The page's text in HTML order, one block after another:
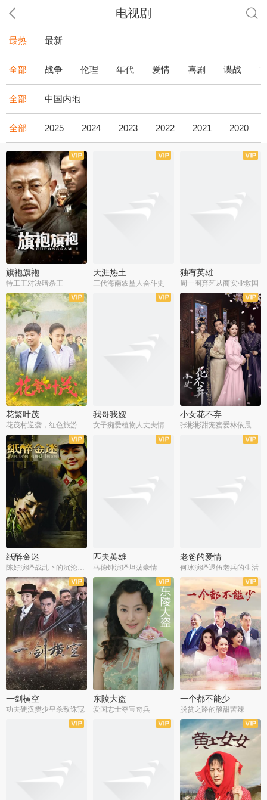
电视剧
最热 最新
全部 战争 伦理 年代 爱情 喜剧 谍战
全部 中国内地
全部 2025 2024 2023 2022 2021 2020
全43集
旗袍旗袍
特工王对决暗杀王
天涯热土
三代海南农垦人奋斗史
独有英雄
周一围弃艺从商实业救国
全34集
花繁叶茂
花茂村逆袭，红色旅游出圈
我哥我嫂
女子痴爱植物人丈夫情定一生
全51集
小女花不弃
张彬彬甜宠蜜爱林依晨
全42集
纸醉金迷 匹夫英雄
马德钟演绎坦荡豪情
老爸的爱情
何冰演绎退伍老兵的生活
全40集
一剑横空
功夫硬汉樊少皇杀敌诛寇
全33集
东陵大盗
爱国志士夺宝奇兵
全36集
一个都不能少
脱贫之路的酸甜苦辣
全23集